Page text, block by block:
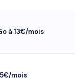
à 13€/mois
mois